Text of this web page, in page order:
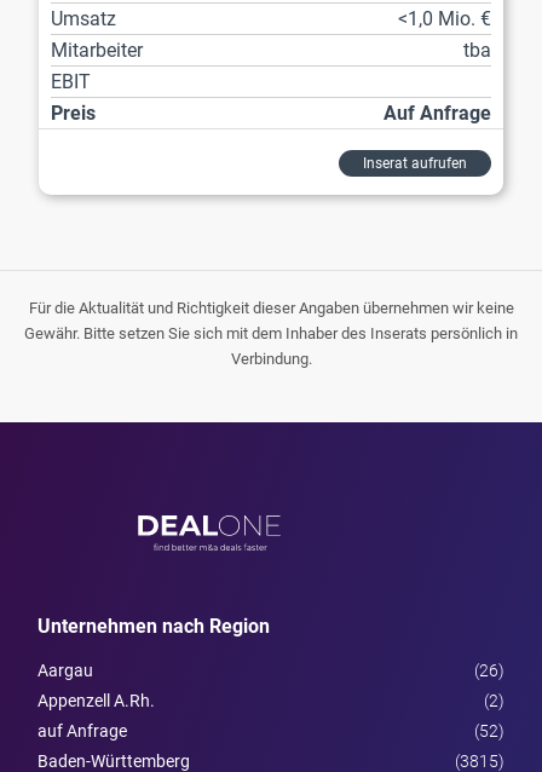
Umsatz
<1,0 Mio. €
Mitarbeiter
tba
EBIT
Preis
Auf Anfrage
Inserat aufrufen
Für die Aktualität und Richtigkeit dieser Angaben übernehmen wir keine
Gewähr. Bitte setzen Sie sich mit dem Inhaber des Inserats persönlich in
Verbindung.
Unternehmen nach Region
Aargau
(26)
Appenzell A.Rh.
(2)
auf Anfrage
(52)
Baden-Württemberg
(3815)